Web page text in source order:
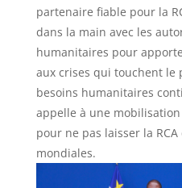
partenaire fiable pour la
dans la main avec les
humanitaires pour
aux crises qui touchent le
besoins humanitaires
appelle à une
pour ne pas laisser la
mondiales.